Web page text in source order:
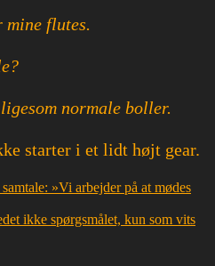
flutes.
normale boller.
starter i et lidt højt gear.
»Vi arbejder på at mødes
ikke spørgsmålet, kun som vits